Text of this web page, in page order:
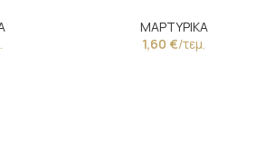
Παλαίωσης & Κωνσταντινάτο
ΜΑΡΤΥΡΙΚΑ
1,60 €/τεμ.